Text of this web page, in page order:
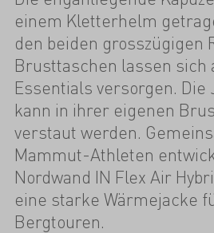
einem Kletterhelm
den beiden grosszügigen
Brusttaschen lassen sich
Essentials versorgen. Die
kann in ihrer eigenen
verstaut werden.
Mammut-Athleten
Nordwand IN Flex Air
eine starke Wärmejacke
Bergtouren.